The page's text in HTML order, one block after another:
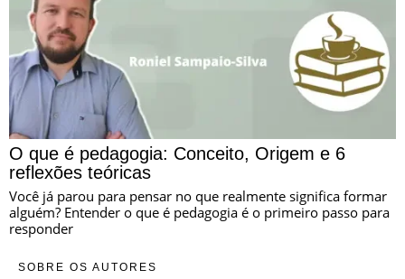
O que é pedagogia: Conceito, Origem e 6
reflexões teóricas
Você já parou para pensar no que realmente significa formar
alguém? Entender o que é pedagogia é o primeiro passo para
responder
SOBRE OS AUTORES